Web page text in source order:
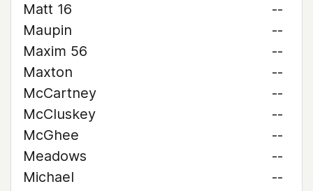
Matt 16
--
Maupin
--
Maxim 56
--
Maxton
--
McCartney
--
McCluskey
--
McGhee
--
Meadows
--
Michael
--